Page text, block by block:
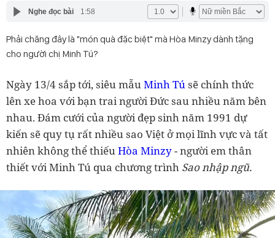
Nghe đọc bài 1:58
Phải chăng đây là "món quà đặc biệt" mà Hòa Minzy dành tặng
cho người chị Minh Tú?
Ngày 13/4 sắp tới, siêu mẫuMinh Túsẽ chính thức
lên xe hoa với bạn trai người Đức sau nhiều năm bên
nhau. Đám cưới của người đẹp sinh năm 1991 dự
kiến sẽ quy tụ rất nhiều sao Việt ở mọi lĩnh vực và tất
nhiên không thể thiếuHòa Minzy- người em thân
thiết với Minh Tú qua chương trình Sao nhập ngũ.